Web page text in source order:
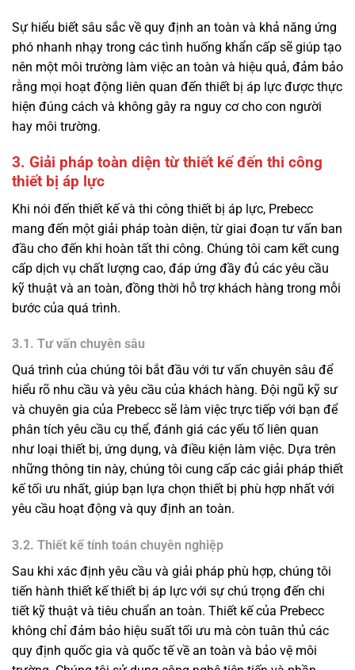
Sự hiểu biết sâu sắc về quy định an toàn và khả năng ứng
phó nhanh nhạy trong các tình huống khẩn cấp sẽ giúp tạo
nên một môi trường làm việc an toàn và hiệu quả, đảm bảo
rằng mọi hoạt động liên quan đến thiết bị áp lực được thực
hiện đúng cách và không gây ra nguy cơ cho con người
hay môi trường.
3. Giải pháp toàn diện từ thiết kế đến thi công
thiết bị áp lực
Khi nói đến thiết kế và thi công thiết bị áp lực, Prebecc
mang đến một giải pháp toàn diện, từ giai đoạn tư vấn ban
đầu cho đến khi hoàn tất thi công. Chúng tôi cam kết cung
cấp dịch vụ chất lượng cao, đáp ứng đầy đủ các yêu cầu
kỹ thuật và an toàn, đồng thời hỗ trợ khách hàng trong mỗi
bước của quá trình.
3.1. Tư vấn chuyên sâu
Quá trình của chúng tôi bắt đầu với tư vấn chuyên sâu để
hiểu rõ nhu cầu và yêu cầu của khách hàng. Đội ngũ kỹ sư
và chuyên gia của Prebecc sẽ làm việc trực tiếp với bạn để
phân tích yêu cầu cụ thể, đánh giá các yếu tố liên quan
như loại thiết bị, ứng dụng, và điều kiện làm việc. Dựa trên
những thông tin này, chúng tôi cung cấp các giải pháp thiết
kế tối ưu nhất, giúp bạn lựa chọn thiết bị phù hợp nhất với
yêu cầu hoạt động và quy định an toàn.
3.2. Thiết kế tính toán chuyên nghiệp
Sau khi xác định yêu cầu và giải pháp phù hợp, chúng tôi
tiến hành thiết kế thiết bị áp lực với sự chú trọng đến chi
tiết kỹ thuật và tiêu chuẩn an toàn. Thiết kế của Prebecc
không chỉ đảm bảo hiệu suất tối ưu mà còn tuân thủ các
quy định quốc gia và quốc tế về an toàn và bảo vệ môi